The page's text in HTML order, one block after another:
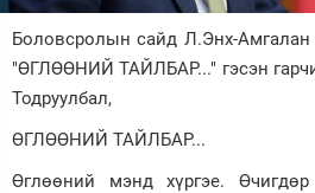
Энтертайнмэнт
Боловсролын сайд Л.Энх-Амгалан
"ӨГЛӨӨНИЙ ТАЙЛБАР..." гэсэн
Тодруулбал,
ӨГЛӨӨНИЙ ТАЙЛБАР...
Өглөөний мэнд хүргэе.